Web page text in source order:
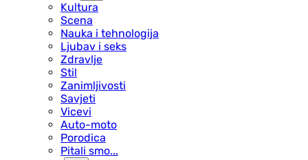
Kultura
Scena
Nauka i tehnologija
Ljubav i seks
Zdravlje
Stil
Zanimljivosti
Savjeti
Vicevi
Auto-moto
Porodica
Pitali smo...